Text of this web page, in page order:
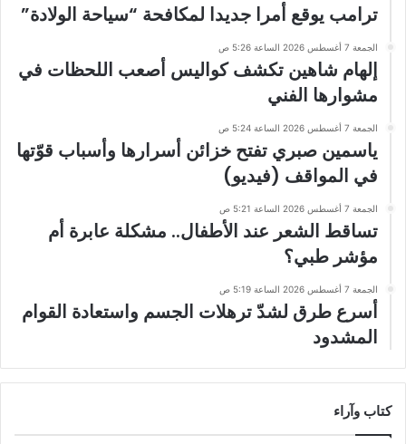
ترامب يوقع أمرا جديدا لمكافحة “سياحة الولادة”
الجمعة 7 أغسطس 2026 الساعة 5:26 ص
إلهام شاهين تكشف كواليس أصعب اللحظات في
مشوارها الفني
الجمعة 7 أغسطس 2026 الساعة 5:24 ص
ياسمين صبري تفتح خزائن أسرارها وأسباب قوّتها
في المواقف (فيديو)
الجمعة 7 أغسطس 2026 الساعة 5:21 ص
تساقط الشعر عند الأطفال.. مشكلة عابرة أم
مؤشر طبي؟
الجمعة 7 أغسطس 2026 الساعة 5:19 ص
أسرع طرق لشدّ ترهلات الجسم واستعادة القوام
المشدود
كتاب وآراء